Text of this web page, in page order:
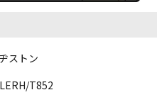
ストン
T852